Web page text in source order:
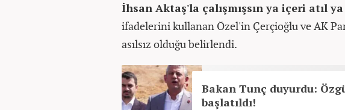
İhsan Aktaş'la çalışmışsın ya içeri atıl
ifadelerini kullanan Özel'in Çerçioğlu ve AK
asılsız olduğu belirlendi.
Bakan Tunç duyurdu:
başlatıldı!